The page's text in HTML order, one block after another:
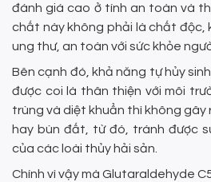
đánh giá cao ở tính an toàn và
chất này không phải là chất độc,
ung thư, an toàn với sức khỏe
Bên cạnh đó, khả năng tự hủy
được coi là thân thiện với môi
trùng và diệt khuẩn thì không gây
hay bùn đất, từ đó, tránh được
của các loài thủy hải sản.
Chính vì vậy mà Glutaraldehyde